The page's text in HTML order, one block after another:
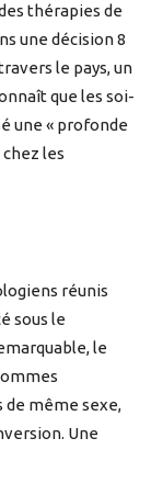
thérapies de
une décision 8
le pays, un
que les soi-
une « profonde
les
réunis
sous le
le
de même sexe,
Une